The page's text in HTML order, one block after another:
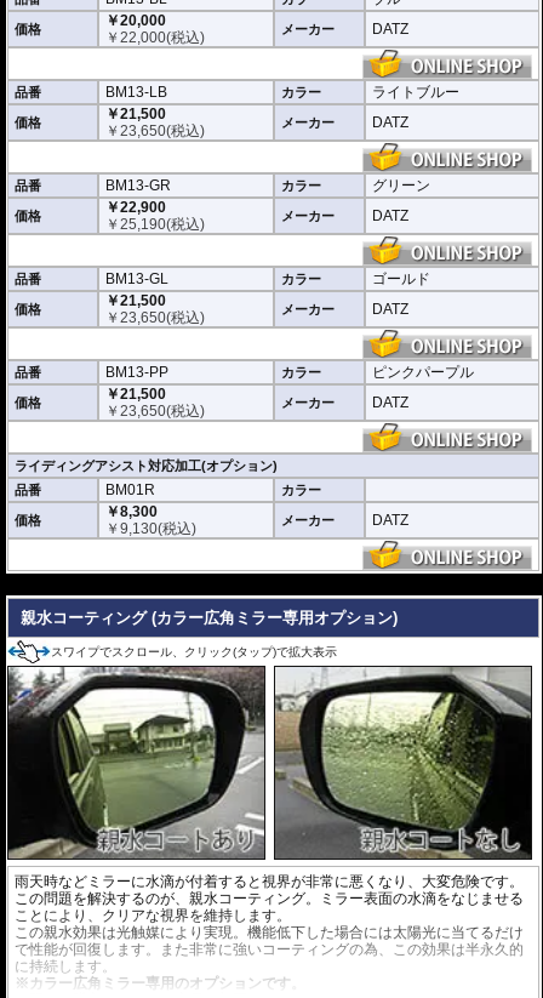
価格
￥20,000
￥22,000(税込) メーカー DATZ
品番 BM13-LB カラー ライトブルー
価格
￥21,500
￥23,650(税込) メーカー DATZ
品番 BM13-GR カラー グリーン
価格
￥22,900
￥25,190(税込) メーカー DATZ
品番 BM13-GL カラー ゴールド
価格
￥21,500
￥23,650(税込) メーカー DATZ
品番 BM13-PP カラー ピンクパープル
価格
￥21,500
￥23,650(税込) メーカー DATZ
ライディングアシスト対応加工(オプション)
品番
BM01R カラー
価格
￥8,300
￥9,130(税込) メーカー DATZ
親水コーティング (カラー広角ミラー専用オプション)
スワイプでスクロール、クリック(タップ)で拡大表示
雨天時などミラーに水滴が付着すると視界が非常に悪くなり、大変危険です。
この問題を解決するのが、親水コーティング。ミラー表面の水滴をなじませる
ことにより、クリアな視界を維持します。
この親水効果は光触媒により実現。機能低下した場合には太陽光に当てるだけ
で性能が回復します。また非常に強いコーティングの為、この効果は半永久的
に持続します。
※カラー広角ミラー専用のオプションです。